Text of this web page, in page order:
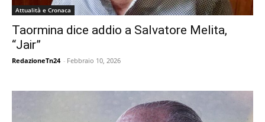
Attualità e Cronaca
Taormina dice addio a Salvatore Melita,
“Jair”
RedazioneTn24 - Febbraio 10, 2026